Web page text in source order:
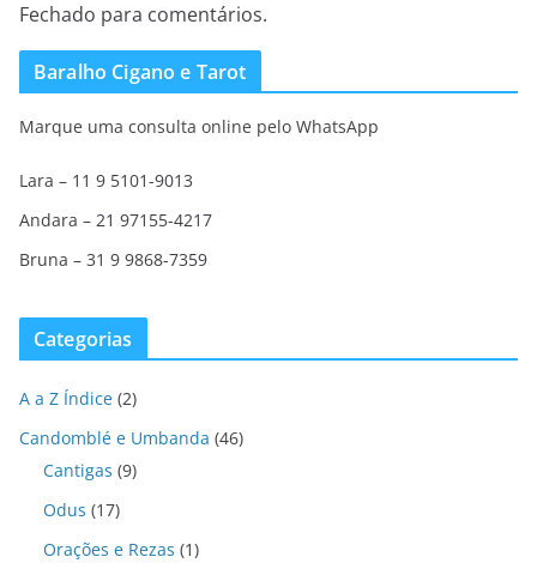
Fechado para comentários.
Baralho Cigano e Tarot
Marque uma consulta online pelo WhatsApp
Lara – 11 9 5101-9013
Andara – 21 97155-4217
Bruna – 31 9 9868-7359
Categorias
A a Z Índice (2)
Candomblé e Umbanda (46)
Cantigas (9)
Odus (17)
Orações e Rezas (1)